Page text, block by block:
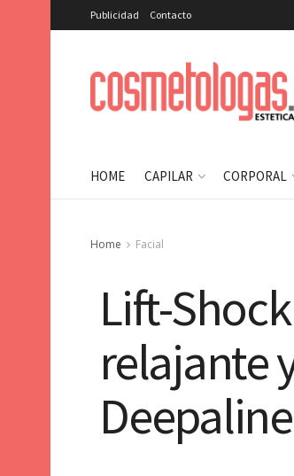
Publicidad Contacto
HOME CAPILAR CORPORAL
Home Facial
Lift-
relajante